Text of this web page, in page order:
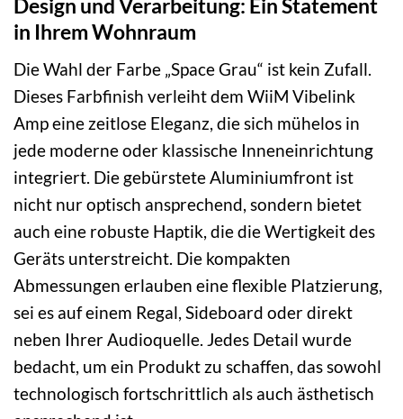
Design und Verarbeitung: Ein Statement
in Ihrem Wohnraum
Die Wahl der Farbe „Space Grau“ ist kein Zufall.
Dieses Farbfinish verleiht dem WiiM Vibelink
Amp eine zeitlose Eleganz, die sich mühelos in
jede moderne oder klassische Inneneinrichtung
integriert. Die gebürstete Aluminiumfront ist
nicht nur optisch ansprechend, sondern bietet
auch eine robuste Haptik, die die Wertigkeit des
Geräts unterstreicht. Die kompakten
Abmessungen erlauben eine flexible Platzierung,
sei es auf einem Regal, Sideboard oder direkt
neben Ihrer Audioquelle. Jedes Detail wurde
bedacht, um ein Produkt zu schaffen, das sowohl
technologisch fortschrittlich als auch ästhetisch